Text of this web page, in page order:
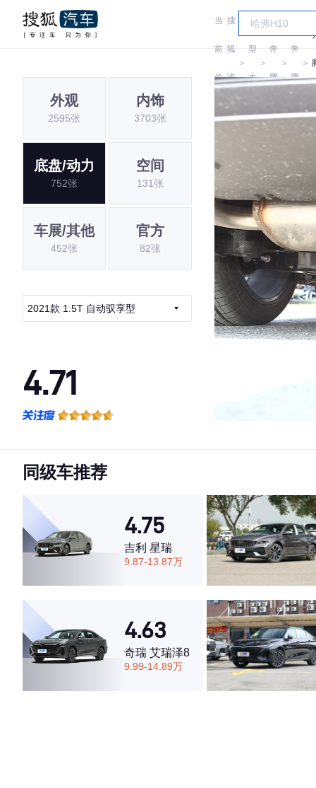
当
前
位
置:
搜
狐
汽
车
＞
车
型
大
＞
奔
腾
＞
奔
腾
＞
外观
2595张
内饰
3703张
底盘/动力
752张
空间
131张
车展/其他
452张
官方
82张
2021款 1.5T 自动驭享型
4.71
·空间表现较为优秀，优于59%同级车
同级车推荐
4.75
吉利 星瑞
9.87-13.87万
4.63
奇瑞 艾瑞泽8
9.99-14.89万